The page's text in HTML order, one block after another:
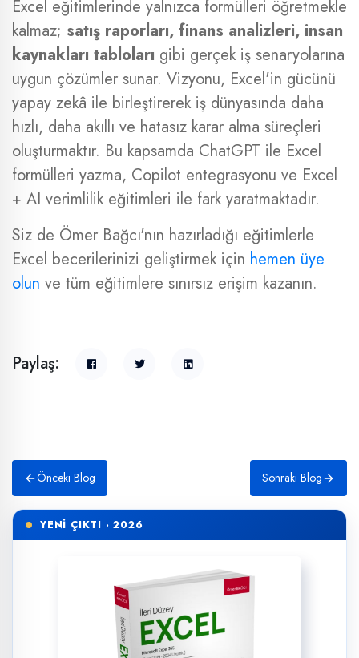
Excel eğitimlerinde yalnızca formülleri öğretmekle
kalmaz; satış raporları, finans analizleri, insan
kaynakları tabloları gibi gerçek iş senaryolarına
uygun çözümler sunar. Vizyonu, Excel'in gücünü
yapay zekâ ile birleştirerek iş dünyasında daha
hızlı, daha akıllı ve hatasız karar alma süreçleri
oluşturmaktır. Bu kapsamda ChatGPT ile Excel
formülleri yazma, Copilot entegrasyonu ve Excel
+ AI verimlilik eğitimleri ile fark yaratmaktadır.
Siz de Ömer Bağcı'nın hazırladığı eğitimlerle
Excel becerilerinizi geliştirmek için hemen üye
olun ve tüm eğitimlere sınırsız erişim kazanın.
Paylaş:
Önceki Blog Sonraki Blog
YENİ ÇIKTI · 2026